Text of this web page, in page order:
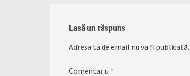
Lasă un răspuns
Adresa ta de email nu va fi publicată.
Comentariu *